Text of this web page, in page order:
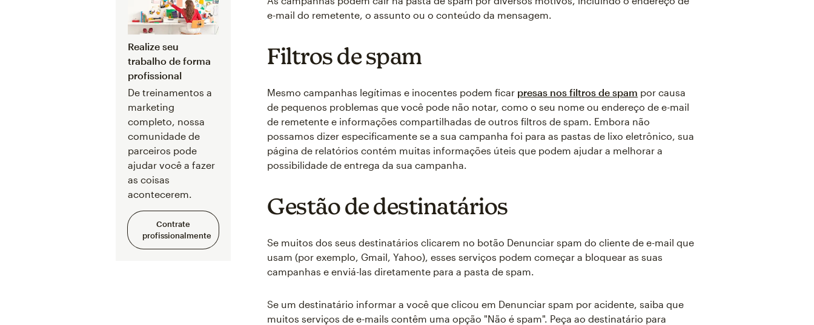
Realize seu
trabalho de forma
profissional
De treinamentos a
marketing
completo, nossa
comunidade de
parceiros pode
ajudar você a fazer
as coisas
acontecerem.
Contrate
profissionalmente
e-mail do remetente, o assunto ou o conteúdo da mensagem.
Filtros de spam
Mesmo campanhas legítimas e inocentes podem ficar presas nos filtros de spam por causa
de pequenos problemas que você pode não notar, como o seu nome ou endereço de e-mail
de remetente e informações compartilhadas de outros filtros de spam. Embora não
possamos dizer especificamente se a sua campanha foi para as pastas de lixo eletrônico, sua
página de relatórios contém muitas informações úteis que podem ajudar a melhorar a
possibilidade de entrega da sua campanha.
Gestão de destinatários
Se muitos dos seus destinatários clicarem no botão Denunciar spam do cliente de e-mail que
usam (por exemplo, Gmail, Yahoo), esses serviços podem começar a bloquear as suas
campanhas e enviá-las diretamente para a pasta de spam.
Se um destinatário informar a você que clicou em Denunciar spam por acidente, saiba que
muitos serviços de e-mails contêm uma opção "Não é spam". Peça ao destinatário para